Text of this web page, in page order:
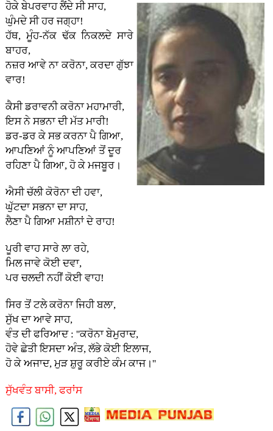
ਹੋਕੇ ਬੇਪਰਵਾਹ ਲੈਂਦੇ ਸੀ ਸਾਹ,
ਘੁੰਮਦੇ ਸੀ ਹਰ ਜਗ੍ਹਾ!
ਹੱਥ, ਮੂੰਹ-ਨੱਕ ਢੱਕ ਨਿਕਲਦੇ ਸਾਰੇ
ਬਾਹਰ,
ਨਜ਼ਰ ਆਵੇ ਨਾ ਕਰੋਨਾ, ਕਰਦਾ ਗੁੱਝਾ
ਵਾਰ!
ਕੈਸੀ ਡਰਾਵਨੀ ਕਰੋਨਾ ਮਹਾਮਾਰੀ,
ਇਸ ਨੇ ਸਭਨਾ ਦੀ ਮੱਤ ਮਾਰੀ!
ਡਰ-ਡਰ ਕੇ ਸਭ ਕਰਨਾ ਪੈ ਗਿਆ,
ਆਪਣਿਆਂ ਨੂੰ ਆਪਣਿਆਂ ਤੋਂ ਦੂਰ
ਰਹਿਣਾ ਪੈ ਗਿਆ, ਹੋ ਕੇ ਮਜਬੂਰ।
ਐਸੀ ਚੱਲੀ ਕੋਰੋਨਾ ਦੀ ਹਵਾ,
ਘੁੱਟਦਾ ਸਭਨਾ ਦਾ ਸਾਹ,
ਲੈਣਾ ਪੈ ਗਿਆ ਮਸ਼ੀਨਾਂ ਦੇ ਰਾਹ!
ਪੂਰੀ ਵਾਹ ਸਾਰੇ ਲਾ ਰਹੇ,
ਮਿਲ ਜਾਵੇ ਕੋਈ ਦਵਾ,
ਪਰ ਚਲਦੀ ਨਹੀਂ ਕੋਈ ਵਾਹ!
ਸਿਰ ਤੋਂ ਟਲੇ ਕਰੋਨਾ ਜਿਹੀ ਬਲਾ,
ਸੁੱਖ ਦਾ ਆਵੇ ਸਾਹ,
ਵੰਤ ਦੀ ਫਰਿਆਦ : ''ਕਰੋਨਾ ਬੇਮੁਰਾਦ,
ਹੋਵੇ ਛੇਤੀ ਇਸਦਾ ਅੰਤ, ਲੱਭੇ ਕੋਈ ਇਲਾਜ,
ਹੋ ਕੇ ਅਜਾਦ, ਮੁੜ ਸ਼ੁਰੂ ਕਰੀਏ ਕੰਮ ਕਾਜ।''
ਸੁੱਖਵੰਤ ਬਾਸੀ, ਫਰਾਂਸ